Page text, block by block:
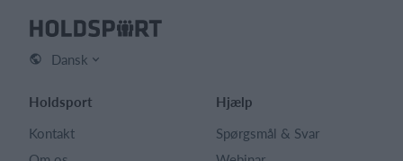
Dansk
Holdsport
Kontakt
Hjælp
Spørgsmål & Svar